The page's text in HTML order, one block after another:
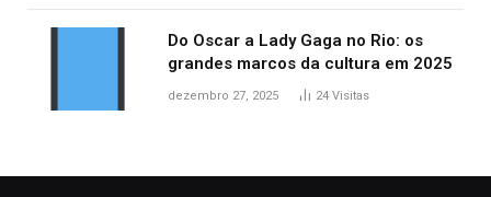
Do Oscar a Lady Gaga no Rio: os
grandes marcos da cultura em 2025
dezembro 27, 2025 24 Visitas